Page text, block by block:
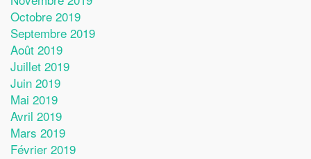
Octobre 2019
Septembre 2019
Août 2019
Juillet 2019
Juin 2019
Mai 2019
Avril 2019
Mars 2019
Février 2019